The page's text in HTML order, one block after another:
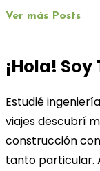
Ver más Posts
¡Hola! Soy
Estudié
viajes descubrí
construcción
tanto particular.